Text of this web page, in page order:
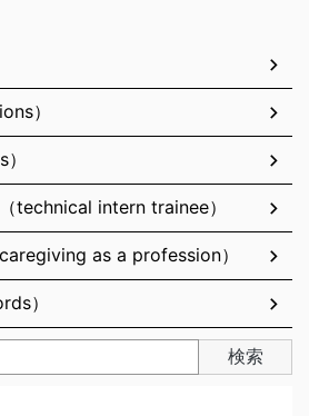
）
technical intern trainee）
as a profession）
）
検索